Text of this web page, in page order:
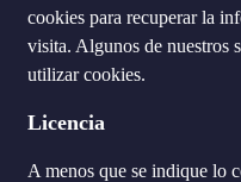
cookies para recuperar la
visita. Algunos de nuestros
utilizar cookies.
Licencia
A menos que se indique lo